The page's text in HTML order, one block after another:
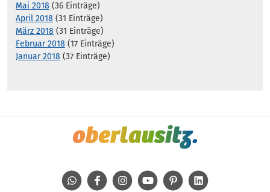
Mai 2018 (36 Einträge)
April 2018 (31 Einträge)
März 2018 (31 Einträge)
Februar 2018 (17 Einträge)
Januar 2018 (37 Einträge)
WhatsAppFacebookInstagramYoutube Pinterest